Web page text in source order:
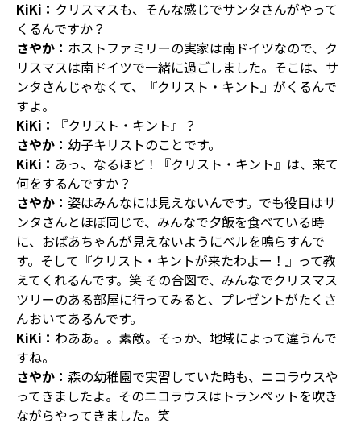
KiKi： クリスマスも、そんな感じでサンタさんがやって
くるんですか？
さやか： ホストファミリーの実家は南ドイツなので、ク
リスマスは南ドイツで一緒に過ごしました。そこは、サ
ンタさんじゃなくて、『クリスト・キント』がくるんで
すよ。
KiKi：
『クリスト・キント』？
さやか： 幼子キリストのことです。
KiKi： あっ、なるほど！『クリスト・キント』は、来て
何をするんですか？
さやか： 姿はみんなには見えないんです。でも役目はサ
ンタさんとほぼ同じで、みんなで夕飯を食べている時
に、おばあちゃんが見えないようにベルを鳴らすんで
す。そして『クリスト・キントが来たわよー！』って教
えてくれるんです。笑 その合図で、みんなでクリスマス
ツリーのある部屋に行ってみると、プレゼントがたくさ
んおいてあるんです。
KiKi： わああ。。素敵。そっか、地域によって違うんで
すね。
さやか： 森の幼稚園で実習していた時も、ニコラウスや
ってきましたよ。そのニコラウスはトランペットを吹き
ながらやってきました。笑